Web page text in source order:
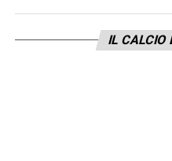
dovremo giocarcela
che l’anno scorso ci
IL CALCIO